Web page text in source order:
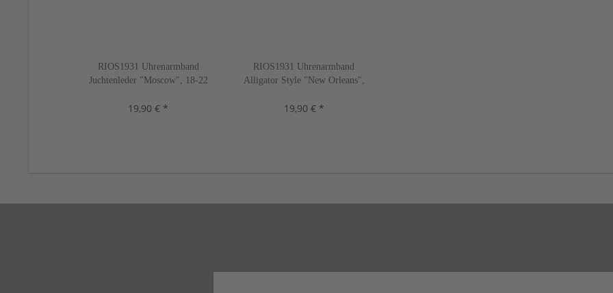
RIOS1931 Uhrenarmband
Juchtenleder "Moscow", 18-22
19,90 € *
RIOS1931 Uhrenarmband
Alligator Style "New Orleans",
19,90 € *